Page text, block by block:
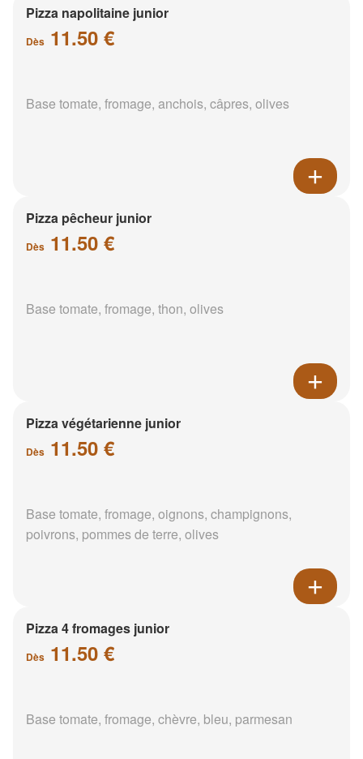
Pizza napolitaine junior
Dès 11.50 €
Base tomate, fromage, anchois, câpres, olives
Pizza pêcheur junior
Dès 11.50 €
Base tomate, fromage, thon, olives
Pizza végétarienne junior
Dès 11.50 €
Base tomate, fromage, oignons, champignons,
poivrons, pommes de terre, olives
Pizza 4 fromages junior
Dès 11.50 €
Base tomate, fromage, chèvre, bleu, parmesan